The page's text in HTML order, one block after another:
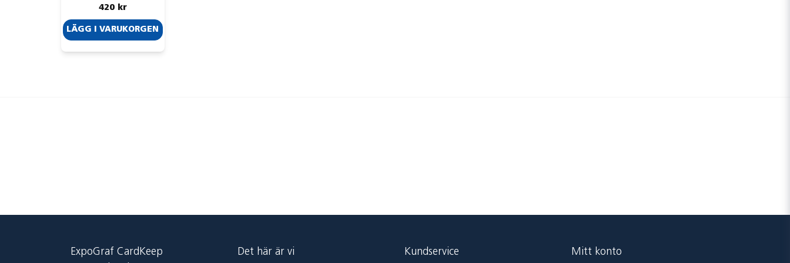
420 kr
LÄGG I VARUKORGEN
ExpoGraf CardKeep
Det här är vi Kundservice Mitt konto